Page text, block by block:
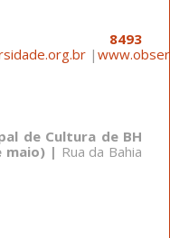
8493
|
de Cultura de BH
maio) | Rua da Bahia